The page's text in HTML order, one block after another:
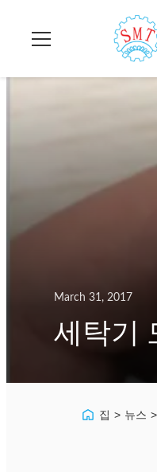
March 31, 2017
세탁기
집 > 뉴스 >